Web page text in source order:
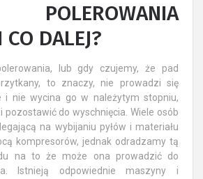
POLEROWANIA
DALEJ?
lub gdy czujemy, że pad
to znaczy, nie prowadzi się
i nie wycina go w należytym stopniu,
pozostawić do wyschnięcia. Wiele osób
na wybijaniu pyłów i materiału
kompresorów, jednak odradzamy tą
na to że może ona prowadzić do
Istnieją odpowiednie maszyny i